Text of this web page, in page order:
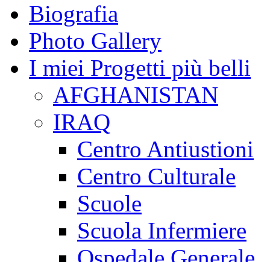
Biografia
Photo Gallery
I miei Progetti più belli
AFGHANISTAN
IRAQ
Centro Antiustioni
Centro Culturale
Scuole
Scuola Infermiere